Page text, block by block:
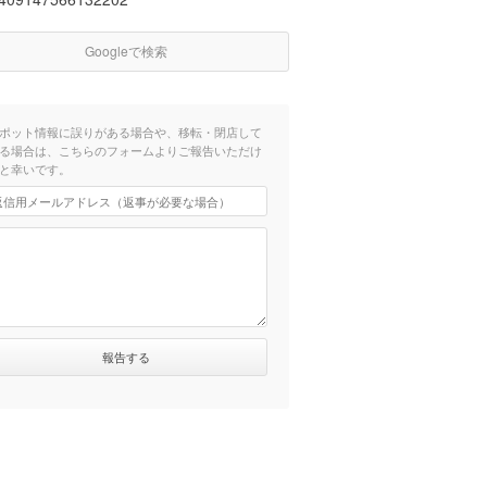
Googleで検索
ット情報に誤りがある場合や、移転・閉店して
場合は、こちらのフォームよりご報告いただけ
幸いです。